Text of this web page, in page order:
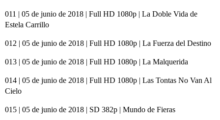
011 | 05 de junio de 2018 | Full HD 1080p | La Doble Vida de
Estela Carrillo
012 | 05 de junio de 2018 | Full HD 1080p | La Fuerza del Destino
013 | 05 de junio de 2018 | Full HD 1080p | La Malquerida
014 | 05 de junio de 2018 | Full HD 1080p | Las Tontas No Van Al
Cielo
015 | 05 de junio de 2018 | SD 382p | Mundo de Fieras